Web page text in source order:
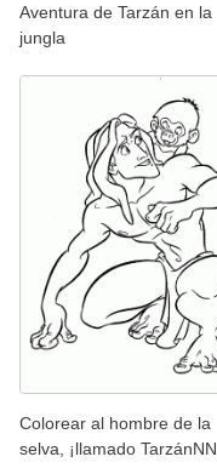
Aventura de Tarzán en la
jungla
Colorear al hombre de la
selva, ¡llamado